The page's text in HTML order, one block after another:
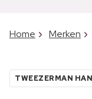
Home Merken
TWEEZERMAN